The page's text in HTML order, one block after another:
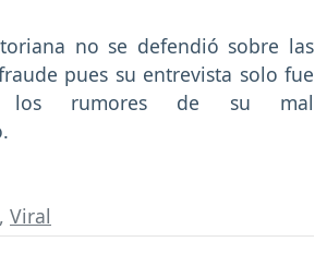
no se defendió sobre las
pues su entrevista solo fue
los rumores de su mal
, Viral